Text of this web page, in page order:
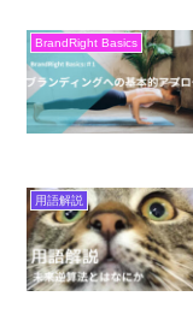
BrandRight Basics
用語解説